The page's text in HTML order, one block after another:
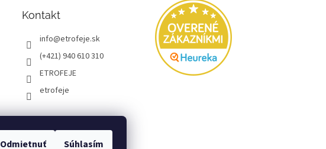
Odmietnuť Súhlasím
Kontakt
info@etrofeje.sk
(+421) 940 610 310
ETROFEJE
etrofeje